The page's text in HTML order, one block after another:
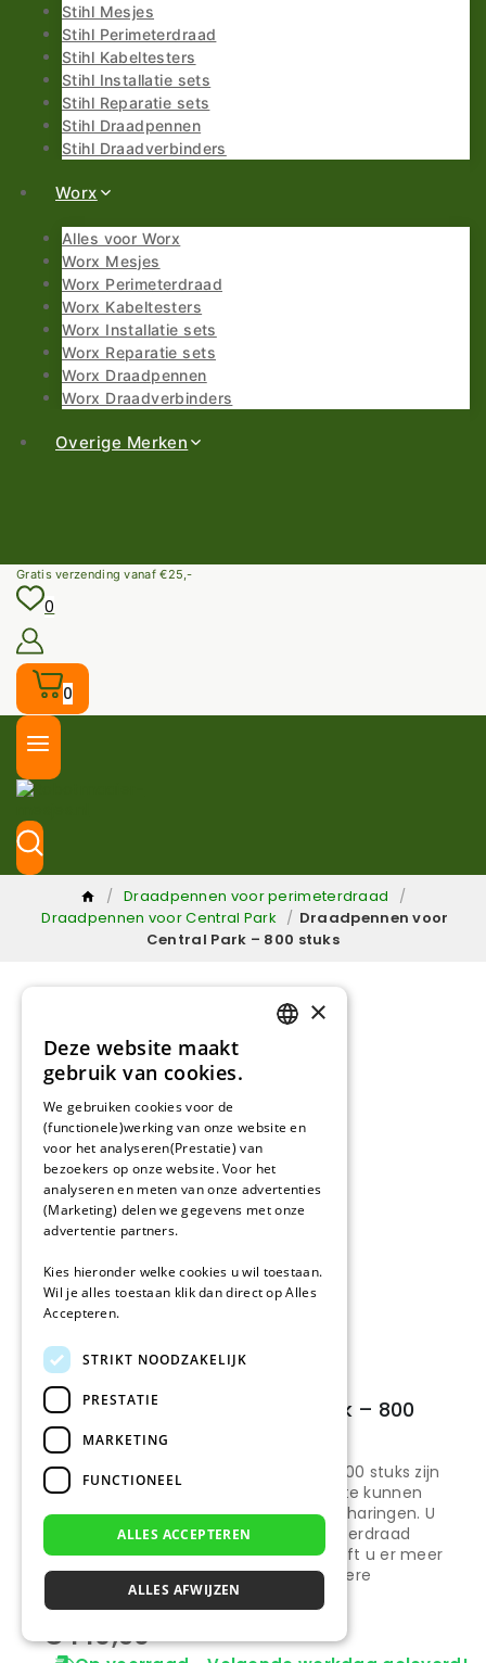
Stihl Mesjes
Stihl Perimeterdraad
Stihl Kabeltesters
Stihl Installatie sets
Stihl Reparatie sets
Stihl Draadpennen
Stihl Draadverbinders
Worx
Alles voor Worx
Worx Mesjes
Worx Perimeterdraad
Worx Kabeltesters
Worx Installatie sets
Worx Reparatie sets
Worx Draadpennen
Worx Draadverbinders
Overige Merken
Gratis verzending vanaf €25,-
0
0
/ Draadpennen voor perimeterdraad
/
Draadpennen voor Central Park / Draadpennen voor
Central Park – 800 stuks
100% passende garantie
Laagste prijs
Morgen geleverd
Draadpennen voor Central Park – 800
stuks
De draadpennen voor Central Park – 800 stuks zijn
bedoeld om het perimeterdraad vast te kunnen
zetten in het gazon. Het zijn een soort haringen. U
heeft voor elke 50 centimeter perimeterdraad
één draadpen nodig. In de hoeken heeft u er meer
nodig. De draadpennen zijn ook in grotere
hoeveelheden verkrijgbaar.
€145,95
GERMAN
×
Deze website maakt
gebruik van cookies.
We gebruiken cookies voor de
(functionele)werking van onze website en
voor het analyseren(Prestatie) van
bezoekers op onze website. Voor het
analyseren en meten van onze advertenties
(Marketing) delen we gegevens met onze
advertentie partners.
Kies hieronder welke cookies u wil toestaan.
Wil je alles toestaan klik dan direct op Alles
Accepteren.
STRIKT NOODZAKELIJK
PRESTATIE
MARKETING
FUNCTIONEEL
ALLES ACCEPTEREN
ALLES AFWIJZEN